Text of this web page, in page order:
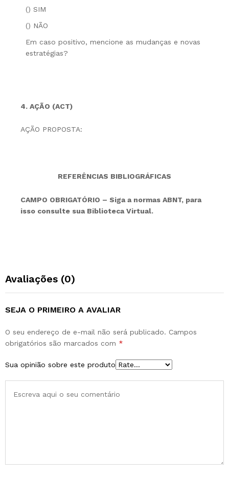
() SIM
() NÃO
Em caso positivo, mencione as mudanças e novas
estratégias?
4. AÇÃO (ACT)
AÇÃO PROPOSTA:
REFERÊNCIAS BIBLIOGRÁFICAS
CAMPO OBRIGATÓRIO – Siga a normas ABNT, para
isso consulte sua Biblioteca Virtual.
Avaliações (0)
SEJA O PRIMEIRO A AVALIAR
O seu endereço de e-mail não será publicado. Campos
obrigatórios são marcados com *
Sua opinião sobre este produto